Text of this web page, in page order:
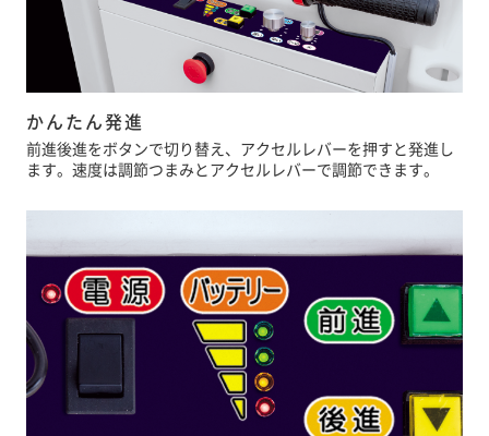
かんたん発進
前進後進をボタンで切り替え、アクセルレバーを押すと発進し
ます。速度は調節つまみとアクセルレバーで調節できます。